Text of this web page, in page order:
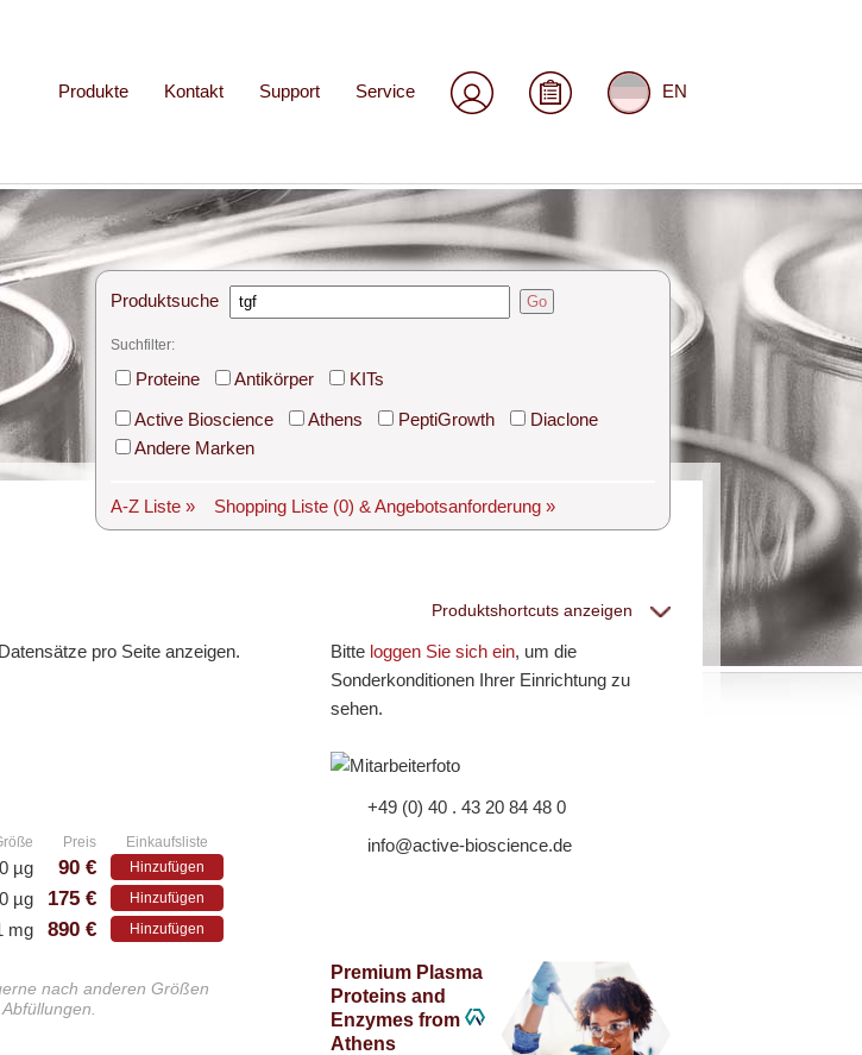
Produkte Kontakt Support Service EN
Produktsuche Go
Suchfilter:
Proteine Antikörper
KITs
Active Bioscience
Athens PeptiGrowth
Diaclone
Andere Marken
A-Z Liste » Shopping Liste (0) & Angebotsanforderung »
(Ig)
PeptiGrowth
– Kostenlose Muster
– Anti-rat
– Alle White Label und technische Produkte
– A·EL·VIS Produkte
Produktshortcuts anzeigen
pro Seite anzeigen. Bitte loggen Sie sich ein, um die
Sonderkonditionen Ihrer Einrichtung zu
sehen.
+49 (0) 40 . 43 20 84 48 0
info@active-bioscience.de
Premium Plasma
Proteins and
Enzymes from
Athens
Preis Einkaufsliste
µg 90 € Hinzufügen
µg 175 € Hinzufügen
mg 890 € Hinzufügen
nach anderen Größen